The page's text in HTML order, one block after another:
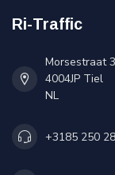
Ri-Traffic
Morsestraat
4004JP Tiel
NL
+3185 250